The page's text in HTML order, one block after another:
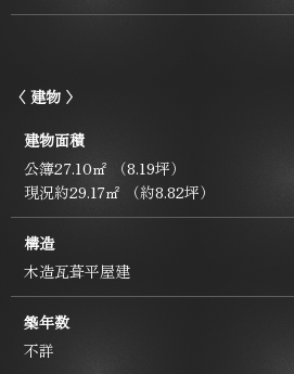
〈 建物 〉
建物面積
公簿27.10㎡ （8.19坪）
現況約29.17㎡ （約8.82坪）
構造
木造瓦葺平屋建
築年数
不詳